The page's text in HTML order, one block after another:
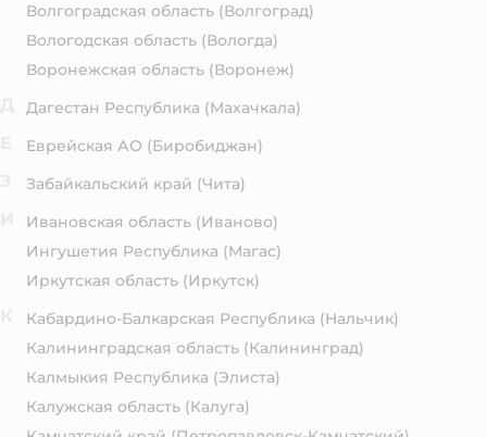
Волгоградская область (Волгоград)
Вологодская область (Вологда)
Воронежская область (Воронеж)
Дагестан Республика (Махачкала)
Еврейская АО (Биробиджан)
Забайкальский край (Чита)
Ивановская область (Иваново)
Ингушетия Республика (Магас)
Иркутская область (Иркутск)
Кабардино-Балкарская Республика (Нальчик)
Калининградская область (Калининград)
Калмыкия Республика (Элиста)
Калужская область (Калуга)